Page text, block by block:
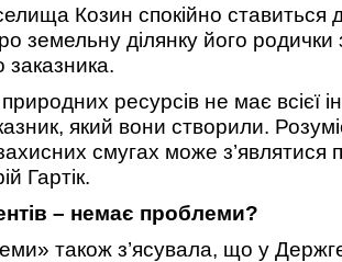
Козин спокійно ставиться
земельну ділянку його родички
ресурсів не має всієї
який вони створили.
смугах може з’являтися
Гартік.
– немає проблеми?
також з’ясувала, що у